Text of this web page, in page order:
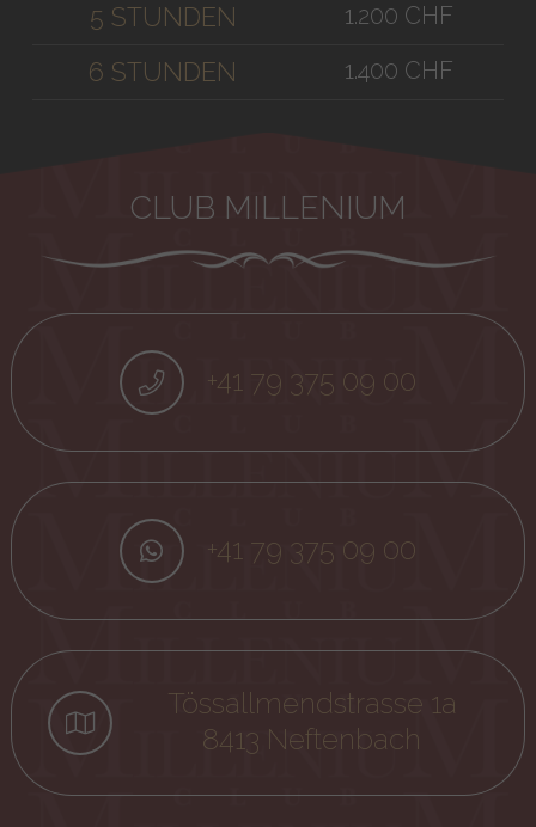
5 STUNDEN 1.200 CHF
6 STUNDEN 1.400 CHF
CLUB MILLENIUM
+41 79 375 09 00
+41 79 375 09 00
Tössallmendstrasse 1a
8413 Neftenbach